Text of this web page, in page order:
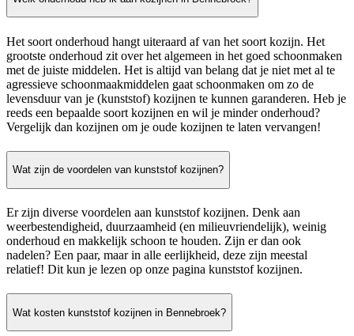
Het soort onderhoud hangt uiteraard af van het soort kozijn. Het
grootste onderhoud zit over het algemeen in het goed schoonmaken
met de juiste middelen. Het is altijd van belang dat je niet met al te
agressieve schoonmaakmiddelen gaat schoonmaken om zo de
levensduur van je (kunststof) kozijnen te kunnen garanderen. Heb je
reeds een bepaalde soort kozijnen en wil je minder onderhoud?
Vergelijk dan kozijnen om je oude kozijnen te laten vervangen!
Wat zijn de voordelen van kunststof kozijnen?
Er zijn diverse voordelen aan kunststof kozijnen. Denk aan
weerbestendigheid, duurzaamheid (en milieuvriendelijk), weinig
onderhoud en makkelijk schoon te houden. Zijn er dan ook
nadelen? Een paar, maar in alle eerlijkheid, deze zijn meestal
relatief! Dit kun je lezen op onze pagina kunststof kozijnen.
Wat kosten kunststof kozijnen in Bennebroek?